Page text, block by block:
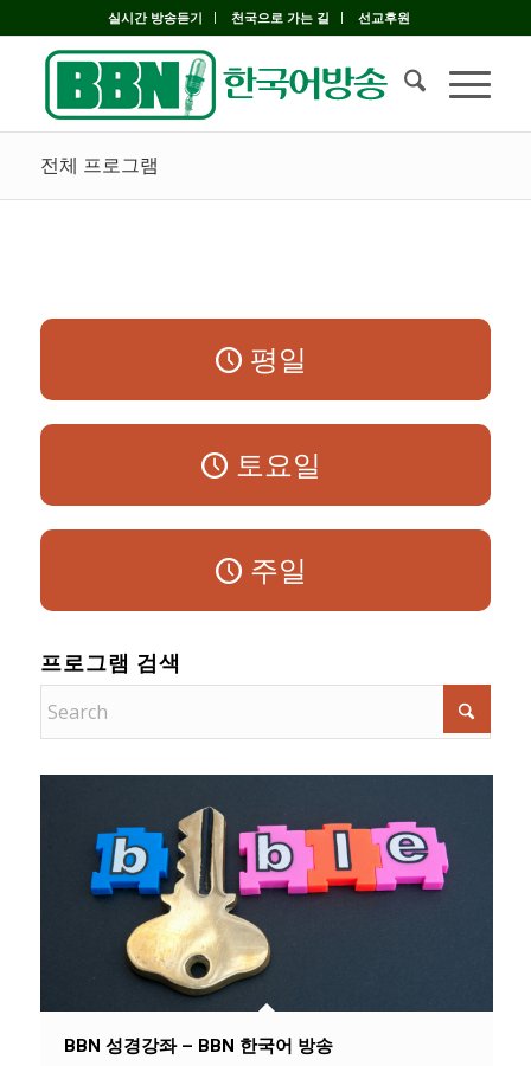
실시간 방송듣기 천국으로 가는 길 선교후원
전체 프로그램
평일
토요일
주일
프로그램 검색
BBN 성경강좌 – BBN 한국어 방송